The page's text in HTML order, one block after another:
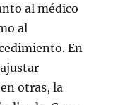
al médico
al
En
otras, la